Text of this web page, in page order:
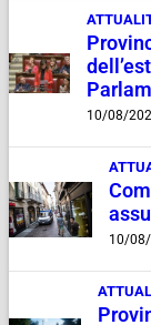
10/08/
10/